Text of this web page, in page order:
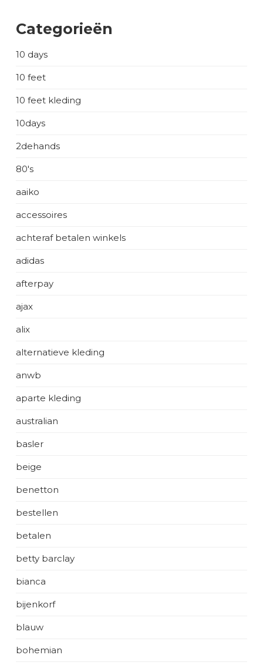
Categorieën
10 days
10 feet
10 feet kleding
10days
2dehands
80's
aaiko
accessoires
achteraf betalen winkels
adidas
afterpay
ajax
alix
alternatieve kleding
anwb
aparte kleding
australian
basler
beige
benetton
bestellen
betalen
betty barclay
bianca
bijenkorf
blauw
bohemian